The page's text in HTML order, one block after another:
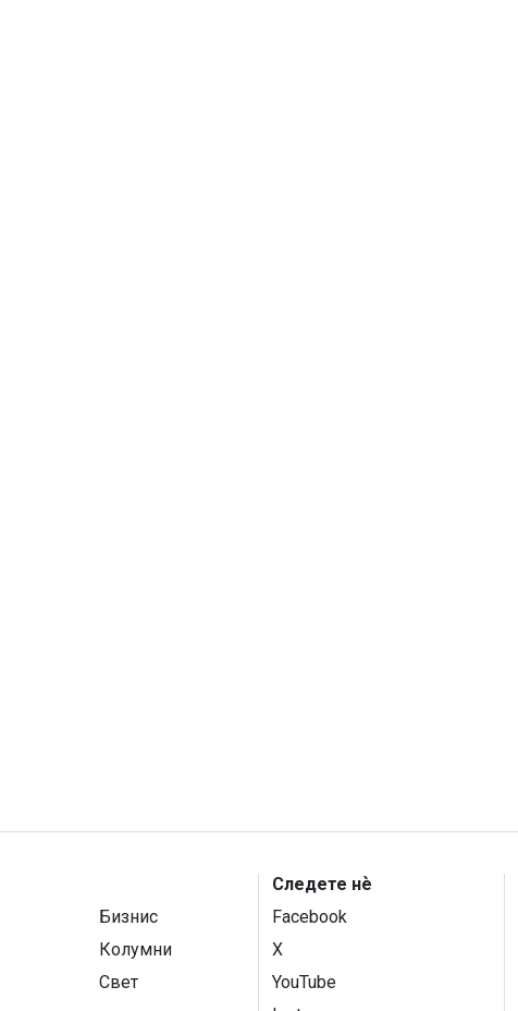
Бизнис
Колумни
Свет
Следете нѐ
Facebook
X
YouTube